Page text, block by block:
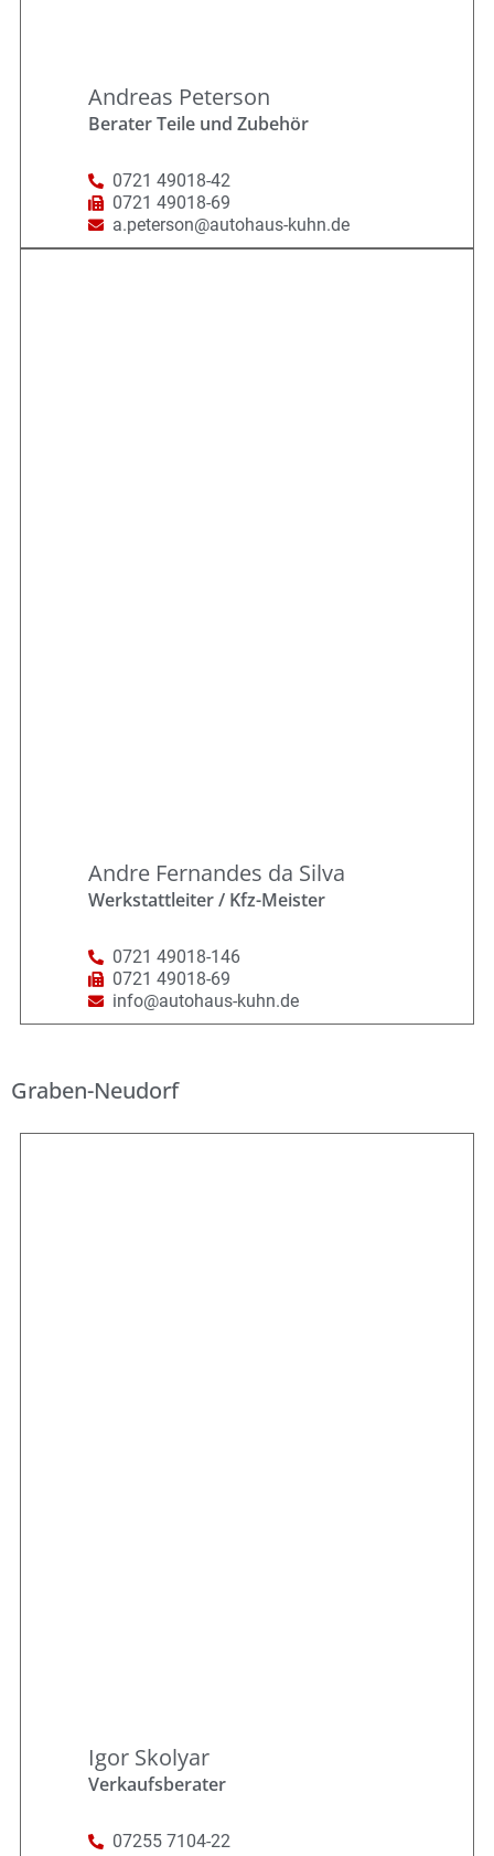
Andreas Peterson
Berater Teile und Zubehör
0721 49018-42
0721 49018-69
a.peterson@autohaus-kuhn.de
Andre Fernandes da Silva
Werkstattleiter / Kfz-Meister
0721 49018-146
0721 49018-69
info@autohaus-kuhn.de
Graben-Neudorf
Igor Skolyar
Verkaufsberater
07255 7104-22